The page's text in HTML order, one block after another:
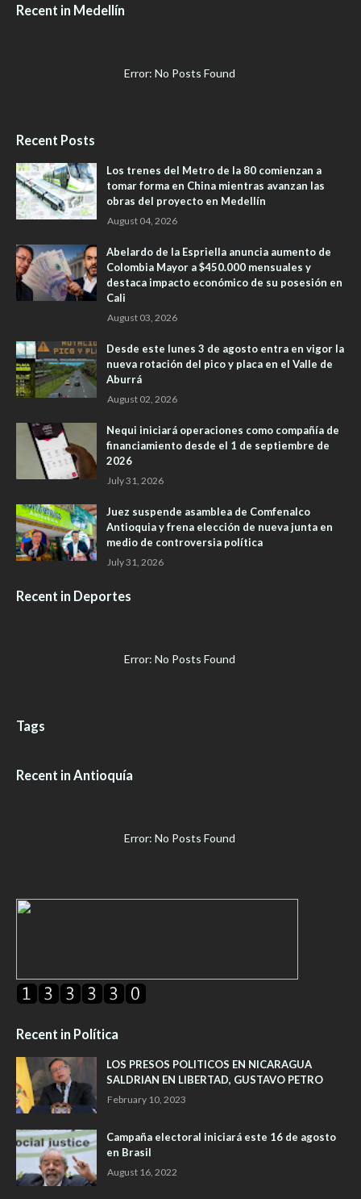
Recent in Medellín
Error: No Posts Found
Recent Posts
Los trenes del Metro de la 80 comienzan a
tomar forma en China mientras avanzan las
obras del proyecto en Medellín
August 04, 2026
Abelardo de la Espriella anuncia aumento de
Colombia Mayor a $450.000 mensuales y
destaca impacto económico de su posesión en
Cali
August 03, 2026
Desde este lunes 3 de agosto entra en vigor la
nueva rotación del pico y placa en el Valle de
Aburrá
August 02, 2026
Nequi iniciará operaciones como compañía de
financiamiento desde el 1 de septiembre de
2026
July 31, 2026
Juez suspende asamblea de Comfenalco
Antioquia y frena elección de nueva junta en
medio de controversia política
July 31, 2026
Recent in Deportes
Error: No Posts Found
Tags
Recent in Antioquía
Error: No Posts Found
Recent in Política
LOS PRESOS POLITICOS EN NICARAGUA
SALDRIAN EN LIBERTAD, GUSTAVO PETRO
February 10, 2023
Campaña electoral iniciará este 16 de agosto
en Brasil
August 16, 2022